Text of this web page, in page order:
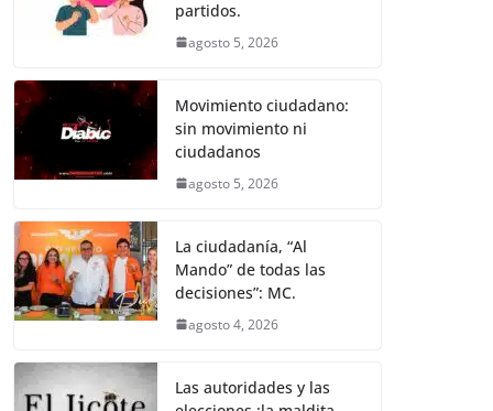
partidos.
agosto 5, 2026
Movimiento ciudadano:
sin movimiento ni
ciudadanos
agosto 5, 2026
La ciudadanía, “Al
Mando” de todas las
decisiones”: MC.
agosto 4, 2026
Las autoridades y las